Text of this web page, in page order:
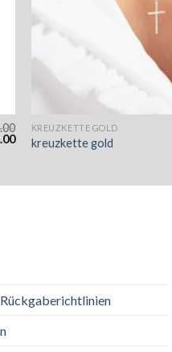
KREUZKETTE GOLD
kreuzkette gold